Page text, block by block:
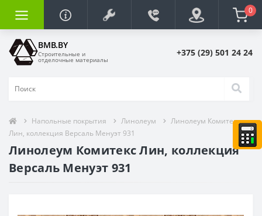
0
BMB.BY
Строительные и
отделочные материалы
+375 (29) 501 24 24
Напольные покрытия Линолеум
Линолеум Комитекс
Лин, коллекция Версаль Менуэт 931
Линолеум Комитекс Лин, коллекция
Версаль Менуэт 931